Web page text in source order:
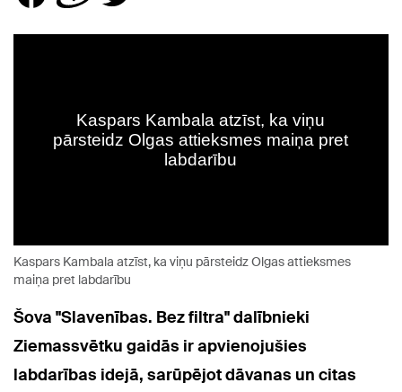
Kaspars Kambala atzīst, ka viņu pārsteidz Olgas attieksmes
maiņa pret labdarību
Šova "Slavenības. Bez filtra" dalībnieki
Ziemassvētku gaidās ir apvienojušies
labdarības idejā, sarūpējot dāvanas un citas